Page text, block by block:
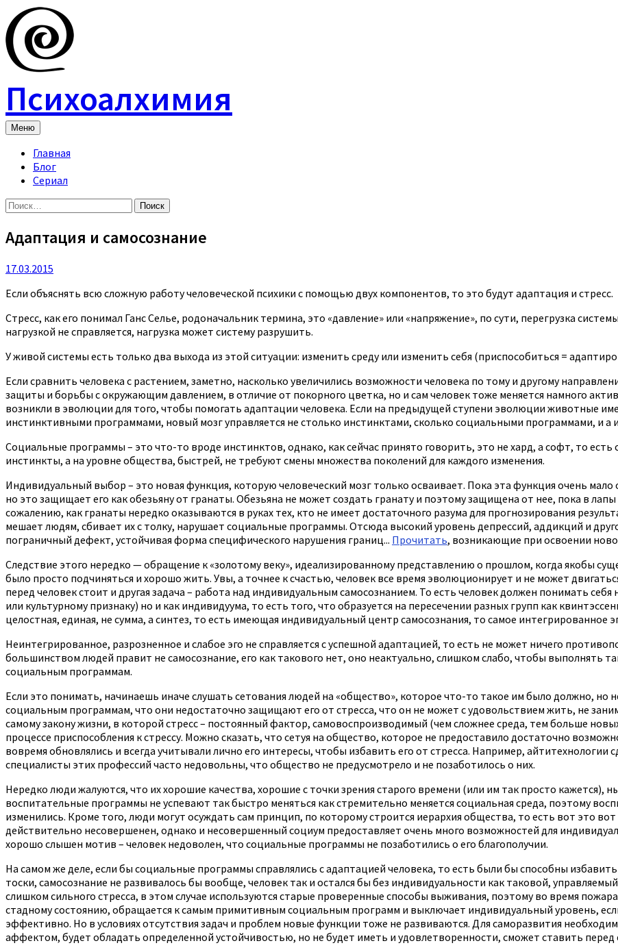
Skip
to
content
Психоалхимия
Меню
Главная
Блог
Сериал
Найти:
Адаптация и самосознание
17.03.2015
Если объяснять всю сложную работу человеческой психики с помощью двух компонентов, то это будут адаптация и стресс.
Стресс, как его понимал Ганс Селье, родоначальник термина, это «давление» или «напряжение», по сути, перегрузка
нагрузкой не справляется, нагрузка может систему разрушить.
У живой системы есть только два выхода из этой ситуации: изменить среду или изменить себя (приспособиться =
Если сравнить человека с растением, заметно, насколько увеличились возможности человека по тому и другому
защиты и борьбы с окружающим давлением, в отличие от покорного цветка, но и сам человек тоже меняется намного
возникли в эволюции для того, чтобы помогать адаптации человека. Если на предыдущей ступени эволюции животные
инстинктивными программами, новый мозг управляется не столько инстинктами, сколько социальными программами, и
Социальные программы – это что-то вроде инстинктов, однако, как сейчас принято говорить, это не хард, а софт, то
инстинкты, а на уровне общества, быстрей, не требуют смены множества поколений для каждого изменения.
Индивидуальный выбор – это новая функция, которую человеческий мозг только осваивает. Пока эта функция очень
но это защищает его как обезьяну от гранаты. Обезьяна не может создать гранату и поэтому защищена от нее, пока в
сожалению, как гранаты нередко оказываются в руках тех, кто не имеет достаточного разума для прогнозирования
мешает людям, сбивает их с толку, нарушает социальные программы. Отсюда высокий уровень депрессий, аддикций и
пограничный дефект, устойчивая форма специфического нарушения границ... Прочитать, возникающие при освоении
Следствие этого нередко — обращение к «золотому веку», идеализированному представлению о прошлом, когда якобы
было просто подчиняться и хорошо жить. Увы, а точнее к счастью, человек все время эволюционирует и не может
перед человек стоит и другая задача – работа над индивидуальным самосознанием. То есть человек должен понимать
или культурному признаку) но и как индивидуума, то есть того, что образуется на пересечении разных групп как
целостная, единая, не сумма, а синтез, то есть имеющая индивидуальный центр самосознания, то самое интегрированное
Неинтегрированное, разрозненное и слабое эго не справляется с успешной адаптацией, то есть не может ничего
большинством людей правит не самосознание, его как такового нет, оно неактуально, слишком слабо, чтобы выполнять
социальным программам.
Если это понимать, начинаешь иначе слушать сетования людей на «общество», которое что-то такое им было должно, но
социальным программам, что они недостаточно защищают его от стресса, что он не может с удовольствием жить, не
самому закону жизни, в которой стресс – постоянный фактор, самовоспроизводимый (чем сложнее среда, тем больше
процессе приспособления к стрессу. Можно сказать, что сетуя на общество, которое не предоставило достаточно
вовремя обновлялись и всегда учитывали лично его интересы, чтобы избавить его от стресса. Например,
специалисты этих профессий часто недовольны, что общество не предусмотрело и не позаботилось о них.
Нередко люди жалуются, что их хорошие качества, хорошие с точки зрения старого времени (или им так просто кажется),
воспитательные программы не успевают так быстро меняться как стремительно меняется социальная среда, поэтому
изменились. Кроме того, люди могут осуждать сам принцип, по которому строится иерархия общества, то есть вот это
действительно несовершенен, однако и несовершенный социум предоставляет очень много возможностей для
хорошо слышен мотив – человек недоволен, что социальные программы не позаботились о его благополучии.
На самом же деле, если бы социальные программы справлялись с адаптацией человека, то есть были бы способны
тоски, самосознание не развивалось бы вообще, человек так и остался бы без индивидуальности как таковой,
слишком сильного стресса, в этом случае используются старые проверенные способы выживания, поэтому во время
стадному состоянию, обращается к самым примитивным социальным программ и выключает индивидуальный уровень,
эффективно. Но в условиях отсутствия задач и проблем новые функции тоже не развиваются. Для саморазвития
аффектом, будет обладать определенной устойчивостью, но не будет иметь и удовлетворенности, сможет ставить перед